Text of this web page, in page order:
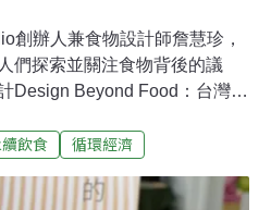
創辦人兼食物設計師詹慧珍，
們探索並關注食物背後的議
Design Beyond Food：台灣第
年早已帶著這門學問，走進展
貿易咖啡開始的轉彎「人生的
飲食 循環經濟